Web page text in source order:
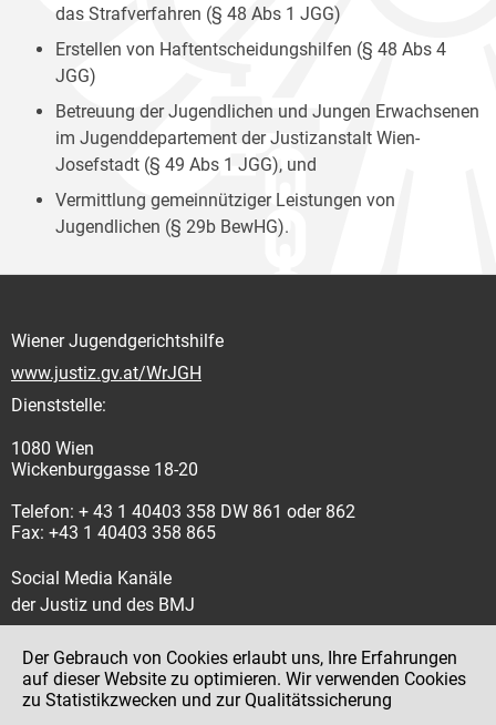
das Strafverfahren (§ 48 Abs 1 JGG)
Erstellen von Haftentscheidungshilfen (§ 48 Abs 4
JGG)
Betreuung der Jugendlichen und Jungen Erwachsenen
im Jugenddepartement der Justizanstalt Wien-
Josefstadt (§ 49 Abs 1 JGG), und
Vermittlung gemeinnütziger Leistungen von
Jugendlichen (§ 29b BewHG).
Wiener Jugendgerichtshilfe
www.justiz.gv.at/WrJGH
Dienststelle:
1080 Wien
Wickenburggasse 18-20
Telefon: + 43 1 40403 358 DW 861 oder 862
Fax: +43 1 40403 358 865
Social Media Kanäle
der Justiz und des BMJ
Impressum
Der Gebrauch von Cookies erlaubt uns, Ihre Erfahrungen
auf dieser Website zu optimieren. Wir verwenden Cookies
zu Statistikzwecken und zur Qualitätssicherung